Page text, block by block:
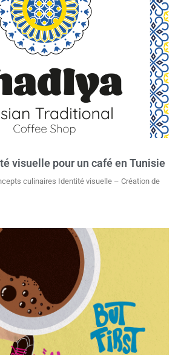
visuelle pour un café en Tunisie
culinaires Identité visuelle – Création de